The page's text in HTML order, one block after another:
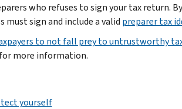
who refuses to sign your tax return.
sign and include a valid preparer tax
to not fall prey to untrustworthy
for more information.
yourself